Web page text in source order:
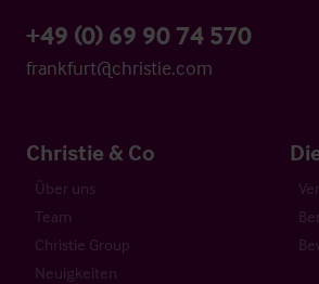
+49 (0) 69 90 74 570
frankfurt@christie.com
Christie & Co
Über uns
Team
Christie Group
Neuigkeiten